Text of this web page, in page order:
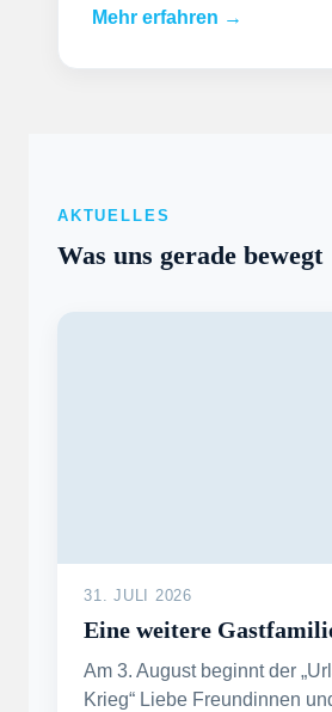
Mehr erfahren →
AKTUELLES
Was uns gerade bewegt
31. JULI 2026
Eine weitere
Am 3. August beginnt der
Krieg“ Liebe Freundinnen